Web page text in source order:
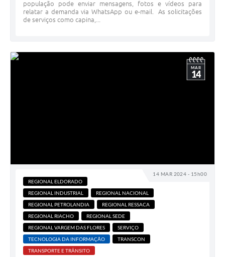
população pode enviar mensagens, fotos e vídeos para
relatar a demanda via WhatsApp ou e-mail. As solicitações
de serviços como capina,...
14 MAR 2024 - 15h00
MAR
14
REGIONAL ELDORADO
REGIONAL INDUSTRIAL
REGIONAL NACIONAL
REGIONAL PETROLANDIA
REGIONAL RESSACA
REGIONAL RIACHO
REGIONAL SEDE
REGIONAL VARGEM DAS FLORES
SERVIÇO
TECNOLOGIA DA INFORMAÇÃO
TRANSCON
TRANSPORTE E TRÂNSITO